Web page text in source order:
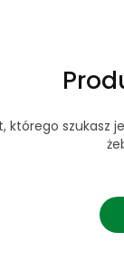
którego szukasz